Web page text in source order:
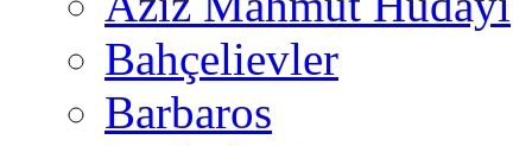
Bahçelievler
Barbaros